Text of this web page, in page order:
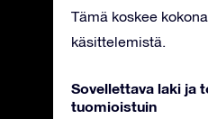
Tämä koskee
käsittelemistä.
Sovellettava laki ja
tuomioistuin